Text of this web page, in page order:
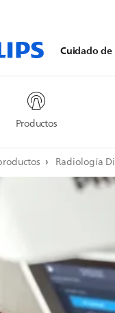
Cuidado
Productos
Radiología